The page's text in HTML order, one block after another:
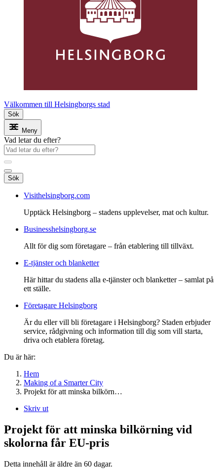
Välkommen till Helsingborgs stad
Sök
Meny
Vad letar du efter?
Sök
Visithelsingborg.com
Upptäck Helsingborg – stadens upplevelser, mat och kultur.
Businesshelsingborg.se
Allt för dig som företagare – från etablering till tillväxt.
E-tjänster och blanketter
Här hittar du stadens alla e-tjänster och blanketter – samlat på
ett ställe.
Företagare Helsingborg
Är du eller vill bli företagare i Helsingborg? Staden erbjuder
service, rådgivning och information till dig som vill starta,
driva och etablera företag.
Du är här:
Hem
Making of a Smarter City
Projekt för att minska bilkörn…
Skriv ut
Projekt för att minska bilkörning vid
skolorna får EU-pris
Detta innehåll är äldre än 60 dagar.